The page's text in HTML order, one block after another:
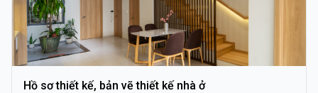
Hồ sơ thiết kế, bản vẽ thiết kế nhà ở